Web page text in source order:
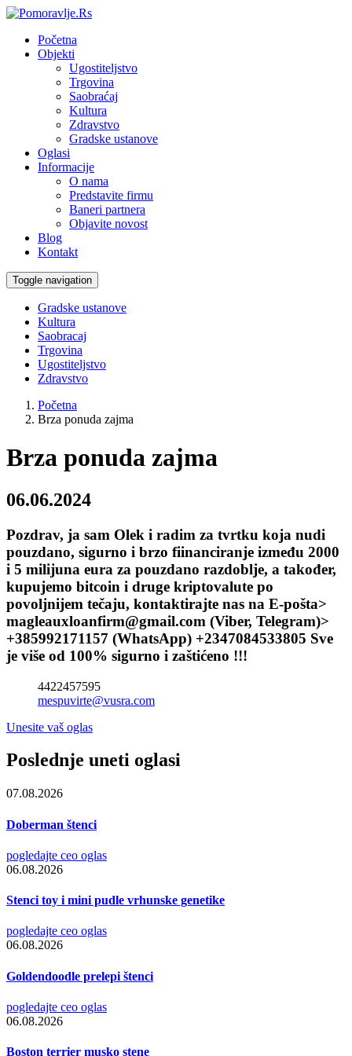
Početna
Objekti
Ugostiteljstvo
Trgovina
Saobraćaj
Kultura
Zdravstvo
Gradske ustanove
Oglasi
Informacije
O nama
Predstavite firmu
Baneri partnera
Objavite novost
Blog
Kontakt
Toggle navigation
Gradske ustanove
Kultura
Saobracaj
Trgovina
Ugostiteljstvo
Zdravstvo
Početna
Brza ponuda zajma
Brza ponuda zajma
06.06.2024
Pozdrav, ja sam Olek i radim za tvrtku koja nudi
pouzdano, sigurno i brzo fiinanciranje između 2000
i 5 milijuna eura za pouzdano razdoblje, a također,
kupujemo bitcoin i druge kriptovalute po
povoljnijem tečaju, kontaktirajte nas na E-pošta>
magleauxloanfirm@gmail.com (Viber, Telegram)>
+385992171157 (WhatsApp) +2347084533805 Sve
je više od 100% sigurno i zaštićeno !!!
4422457595
mespuvirte@vusra.com
Unesite vaš oglas
Poslednje uneti oglasi
07.08.2026
Doberman štenci
pogledajte ceo oglas
06.08.2026
Stenci toy i mini pudle vrhunske genetike
pogledajte ceo oglas
06.08.2026
Goldendoodle prelepi štenci
pogledajte ceo oglas
06.08.2026
Boston terrier musko stene